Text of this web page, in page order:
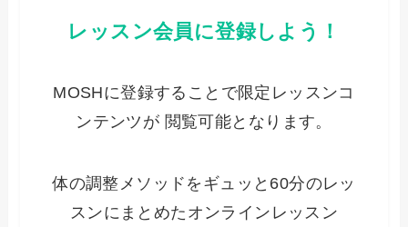
レッスン会員に登録しよう！
MOSHに登録することで限定レッスンコ
ンテンツが 閲覧可能となります。
体の調整メソッドをギュッと60分のレッ
スンにまとめたオンラインレッスン